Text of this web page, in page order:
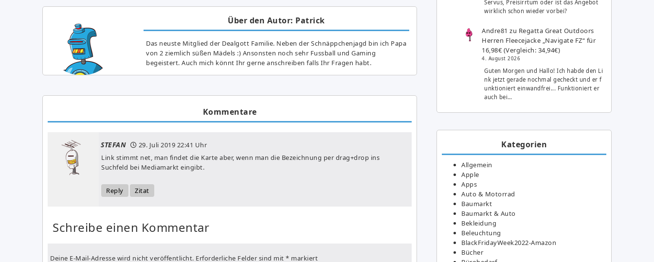
Über den Autor: Patrick
Das neuste Mitglied der Dealgott Familie. Neben der Schnäppchenjagd bin ich Papa
von 2 ziemlich süßen Mädels :) Ansonsten noch sehr Fussball und Gaming
begeistert. Auch mich könnt Ihr gerne anschreiben falls Ihr Fragen habt.
Kommentare
STEFAN 29. Juli 2019 22:41 Uhr
Link stimmt net, man findet die Karte aber, wenn man die Bezeichnung per drag+drop ins
Suchfeld bei Mediamarkt eingibt.
Reply Zitat
Schreibe einen Kommentar
Deine E-Mail-Adresse wird nicht veröffentlicht. Erforderliche Felder sind mit * markiert
Servus, Preisirrtum oder ist das Angebot
wirklich schon wieder vorbei?
Andre81 zu Regatta Great Outdoors
Herren Fleecejacke „Navigate FZ“ für
16,98€ (Vergleich: 34,94€)
4. August 2026
Guten Morgen und Hallo! Ich habde den Li
nk jetzt gerade nochmal gecheckt und er f
unktioniert einwandfrei... Funktioniert er
auch bei…
Kategorien
Allgemein
Apple
Apps
Auto & Motorrad
Baumarkt
Baumarkt & Auto
Bekleidung
Beleuchtung
BlackFridayWeek2022-Amazon
Bücher